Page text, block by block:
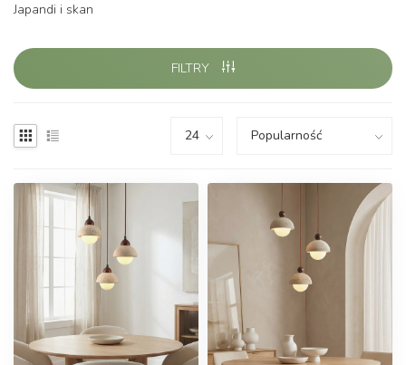
Japandi i skan
FILTRY